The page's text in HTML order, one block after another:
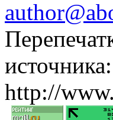
http://